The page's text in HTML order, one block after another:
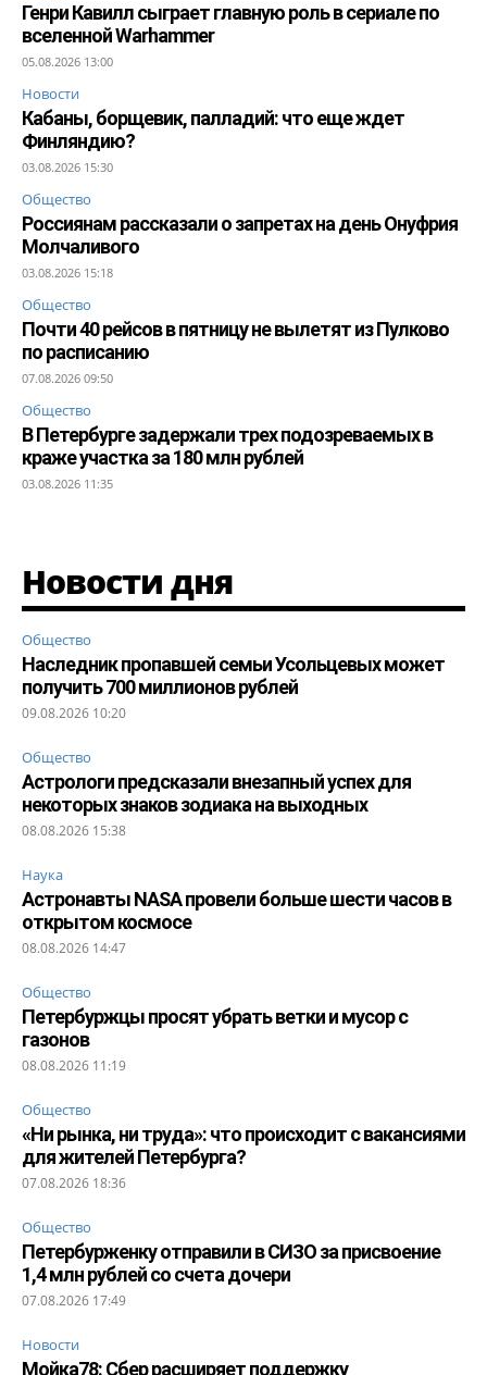
Генри Кавилл сыграет главную роль в сериале по
вселенной Warhammer
05.08.2026 13:00
Новости
Кабаны, борщевик, палладий: что еще ждет
Финляндию?
03.08.2026 15:30
Общество
Россиянам рассказали о запретах на день Онуфрия
Молчаливого
03.08.2026 15:18
Общество
Почти 40 рейсов в пятницу не вылетят из Пулково
по расписанию
07.08.2026 09:50
Общество
В Петербурге задержали трех подозреваемых в
краже участка за 180 млн рублей
03.08.2026 11:35
Новости дня
Общество
Наследник пропавшей семьи Усольцевых может
получить 700 миллионов рублей
09.08.2026 10:20
Общество
Астрологи предсказали внезапный успех для
некоторых знаков зодиака на выходных
08.08.2026 15:38
Наука
Астронавты NASA провели больше шести часов в
открытом космосе
08.08.2026 14:47
Общество
Петербуржцы просят убрать ветки и мусор с
газонов
08.08.2026 11:19
Общество
«Ни рынка, ни труда»: что происходит с вакансиями
для жителей Петербурга?
07.08.2026 18:36
Общество
Петербурженку отправили в СИЗО за присвоение
1,4 млн рублей со счета дочери
07.08.2026 17:49
Новости
Мойка78: Сбер расширяет поддержку